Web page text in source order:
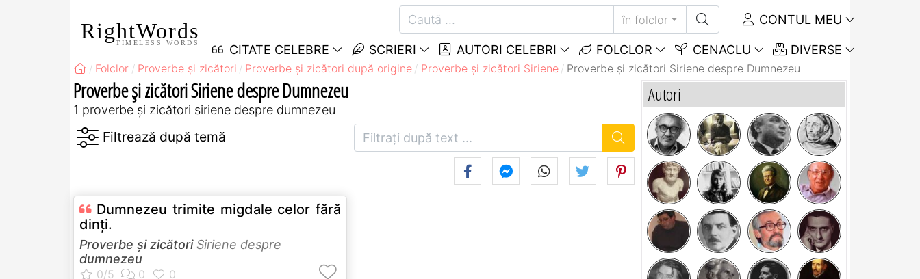
RightWords
TIMELESS WORDS
în folclor CONTUL MEU
CITATE CELEBRE SCRIERI AUTORI CELEBRI FOLCLOR CENACLU DIVERSE
Folclor Proverbe și zicători Proverbe și zicători după origine Proverbe și zicători Siriene Proverbe și zicători Siriene despre Dumnezeu
Proverbe și zicători Siriene despre Dumnezeu
1 proverbe și zicători siriene despre dumnezeu
Dumnezeu trimite migdale celor fără
dinţi.
Proverbe și zicătoriSiriene despre
dumnezeu
Autori